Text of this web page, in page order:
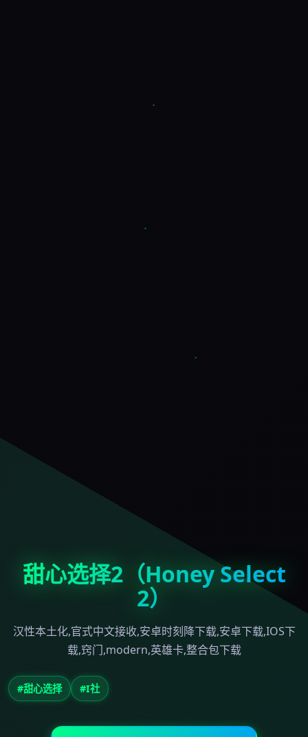
甜心选择2（Honey Select
2）
汉性本土化,官式中文接收,安卓时刻降下载,安卓下载,IOS下
载,窍门,modern,英雄卡,整合包下载
#甜心选择 #I社